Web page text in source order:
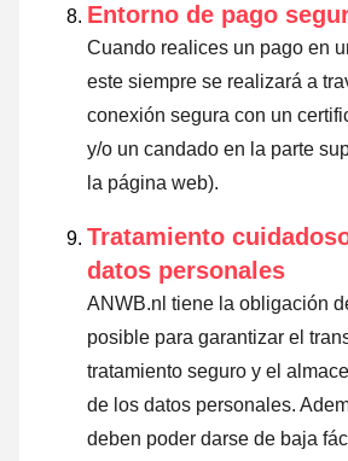
Entorno de pago
Cuando realices un pago en
este siempre se realizará a
conexión segura con un
y/o un candado en la parte
la página web).
Tratamiento
datos personales
ANWB.nl tiene la obligación
posible para garantizar el
tratamiento seguro y el
de los datos personales.
deben poder darse de baja